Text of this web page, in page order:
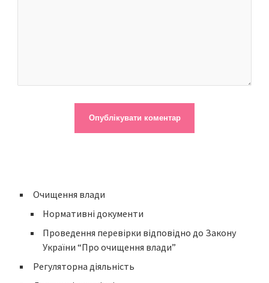
Очищення влади
Нормативні документи
Проведення перевірки відповідно до Закону
України “Про очищення влади”
Регуляторна діяльність